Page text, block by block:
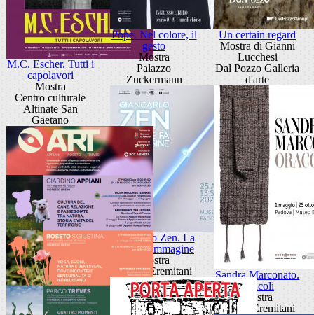
M.C. Escher. Tutti i
capolavori
Mostra
Centro culturale
Altinate San
Gaetano
Pope. Nel colore, il
gesto
Mostra
Palazzo
Zuckermann
Un certain regard
Mostra di Gianni
Lucchesi
Dal Pozzo Galleria
d'arte
Giancarlo Zen. La
luce fa l'immagine
Mostra
Museo Eremitani
Sandra Marconato.
Oracoli
Mostra
Museo Eremitani